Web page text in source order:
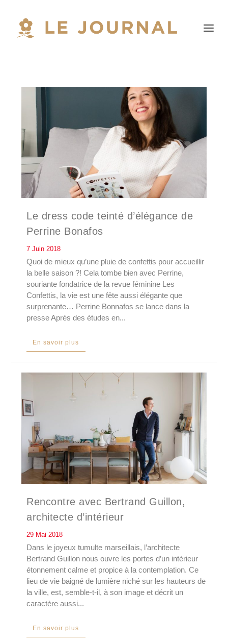
Le dress code teinté d’élégance de
Perrine Bonafos
7 Juin 2018
Quoi de mieux qu’une pluie de confettis pour accueillir
la belle saison ?! Cela tombe bien avec Perrine,
souriante fondatrice de la revue féminine Les
Confettis, la vie est une fête aussi élégante que
surprenante… Perrine Bonnafos se lance dans la
presse Après des études en...
En savoir plus
Rencontre avec Bertrand Guillon,
architecte d’intérieur
29 Mai 2018
Dans le joyeux tumulte marseillais, l’architecte
Bertrand Guillon nous ouvre les portes d’un intérieur
étonnement calme et propice à la contemplation. Ce
lieu de vie baigné de lumière niché sur les hauteurs de
la ville, est, semble-t-il, à son image et décrit un
caractère aussi...
En savoir plus